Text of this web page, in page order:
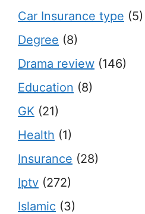
Car Insurance type (5)
Degree (8)
Drama review (146)
Education (8)
GK (21)
Health (1)
Insurance (28)
Iptv (272)
Islamic (3)